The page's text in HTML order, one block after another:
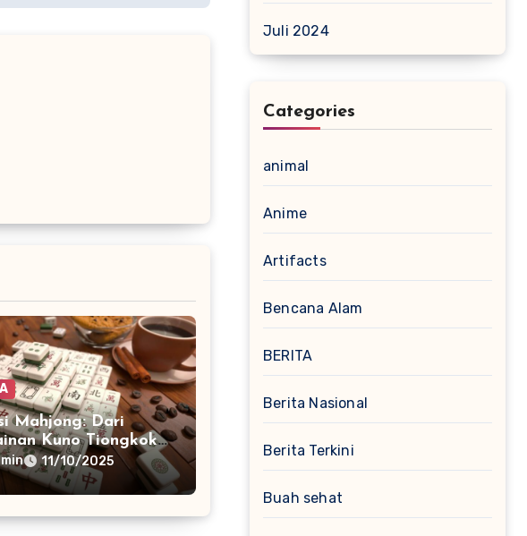
Mahjong: Dari
Kuno Tiongkok
Populer di Era
11/10/2025
Juli 2024
Categories
animal
Anime
Artifacts
Bencana Alam
BERITA
Berita Nasional
Berita Terkini
Buah sehat